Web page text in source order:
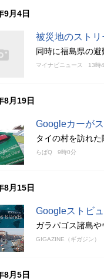
9月4日
被災地のスト
同時に福島県の
マイナビニュース 13時
8月19日
Googleカーが
タイの村を訪れ
らばQ 9時0分
8月15日
Googleストビ
ガラパゴス諸島
GIGAZINE（ギガジン）
8月5日